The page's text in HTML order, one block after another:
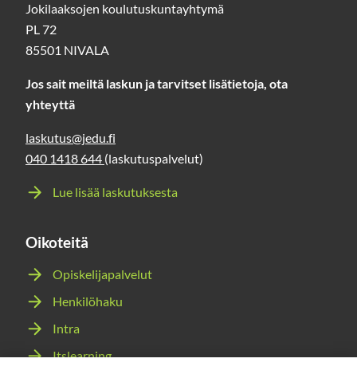
Jokilaaksojen koulutuskuntayhtymä
PL 72
85501 NIVALA
Jos sait meiltä laskun ja tarvitset lisätietoja, ota
yhteyttä
laskutus@jedu.fi
040 1418 644 (laskutuspalvelut)
Lue lisää laskutuksesta
Oikoteitä
Opiskelijapalvelut
Henkilöhaku
Intra
Itslearning